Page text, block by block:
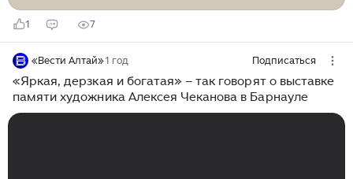
1 7
«Вести Алтай»1 год Подписаться
«Яркая, дерзкая и богатая» – так говорят о выставке
памяти художника Алексея Чеканова в Барнауле